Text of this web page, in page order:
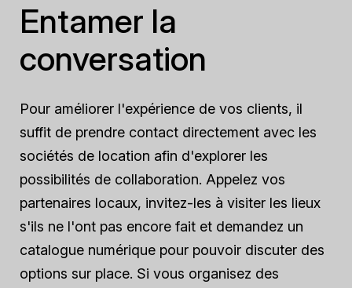
Entamer la
conversation
Pour améliorer l'expérience de vos clients, il
suffit de prendre contact directement avec les
sociétés de location afin d'explorer les
possibilités de collaboration. Appelez vos
partenaires locaux, invitez-les à visiter les lieux
s'ils ne l'ont pas encore fait et demandez un
catalogue numérique pour pouvoir discuter des
options sur place. Si vous organisez des